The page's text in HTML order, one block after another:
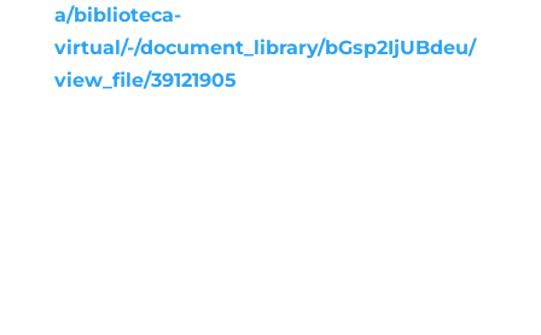
a/biblioteca-
virtual/-/document_library/bGsp2IjUBdeu/
view_file/39121905